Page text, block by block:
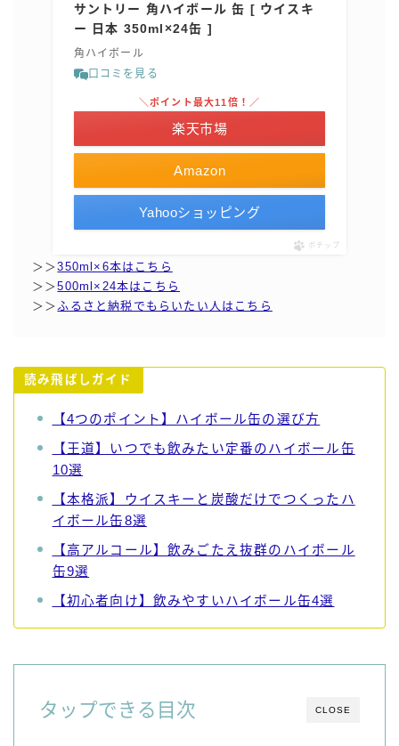
お問い合わせ
サントリー 角ハイボール 缶 [ ウイスキ
ー 日本 350ml×24缶 ]
角ハイボール
口コミを見る
Amazon
＼ポイント最大11倍！／
楽天市場
Yahooショッピング
ポチップ
＞＞350ml×6本はこちら
＞＞500ml×24本はこちら
＞＞ふるさと納税でもらいたい人はこちら
読み飛ばしガイド
【4つのポイント】ハイボール缶の選び方
【王道】いつでも飲みたい定番のハイボール缶
10選
【本格派】ウイスキーと炭酸だけでつくったハ
イボール缶8選
【高アルコール】飲みごたえ抜群のハイボール
缶9選
【初心者向け】飲みやすいハイボール缶4選
CLOSE
タップできる目次